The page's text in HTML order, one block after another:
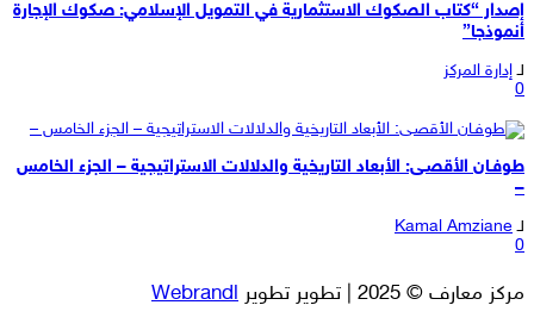
إصدار “كتاب الصكوك الاستثمارية في التمويل الإسلامي: صكوك الإجارة
أنموذجا”
لـ إدارة المركز
0
طوفـان الأقصـى: الأبعاد التاريخية والدلالات الاستراتيجية – الجزء الخامس
–
لـ Kamal Amziane
0
مركز معارف © 2025 | تطوير تطوير Webrandl